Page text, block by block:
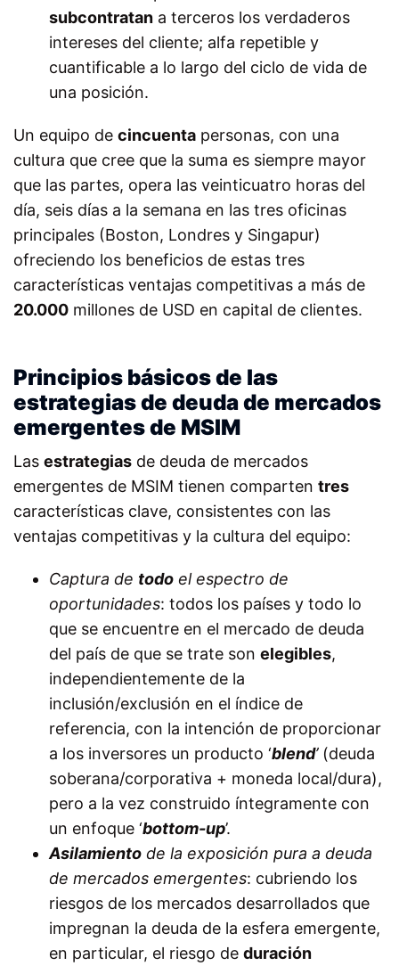
subcontratan a terceros los verdaderos
intereses del cliente; alfa repetible y
cuantificable a lo largo del ciclo de vida de
una posición.
Un equipo de cincuenta personas, con una
cultura que cree que la suma es siempre mayor
que las partes, opera las veinticuatro horas del
día, seis días a la semana en las tres oficinas
principales (Boston, Londres y Singapur)
ofreciendo los beneficios de estas tres
características ventajas competitivas a más de
20.000 millones de USD en capital de clientes.
Principios básicos de las
estrategias de deuda de mercados
emergentes de MSIM
Las estrategias de deuda de mercados
emergentes de MSIM tienen comparten tres
características clave, consistentes con las
ventajas competitivas y la cultura del equipo:
Captura de todo el espectro de
oportunidades: todos los países y todo lo
que se encuentre en el mercado de deuda
del país de que se trate son elegibles,
independientemente de la
inclusión/exclusión en el índice de
referencia, con la intención de proporcionar
a los inversores un producto ‘blend’ (deuda
soberana/corporativa + moneda local/dura),
pero a la vez construido íntegramente con
un enfoque ‘bottom-up’.
Asilamiento de la exposición pura a deuda
de mercados emergentes: cubriendo los
riesgos de los mercados desarrollados que
impregnan la deuda de la esfera emergente,
en particular, el riesgo de duración